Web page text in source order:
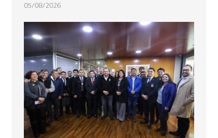
05/08/2026